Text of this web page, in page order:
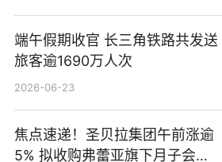
端午假期收官 长三角铁路共发送
旅客逾1690万人次
2026-06-23
焦点速递！圣贝拉集团午前涨逾
5% 拟收购弗蕾亚旗下月子会所